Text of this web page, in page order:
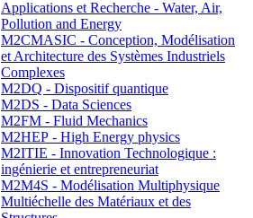
Applications et Recherche - Water, Air,
Pollution and Energy
M2CMASIC - Conception, Modélisation
et Architecture des Systèmes Industriels
Complexes
M2DQ - Dispositif quantique
M2DS - Data Sciences
M2FM - Fluid Mechanics
M2HEP - High Energy physics
M2ITIE - Innovation Technologique :
ingénierie et entrepreneuriat
M2M4S - Modélisation Multiphysique
Multiéchelle des Matériaux et des